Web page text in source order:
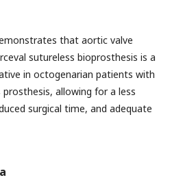
that aortic valve
sutureless bioprosthesis is a
in octogenarian patients with
allowing for a less
surgical time, and adequate